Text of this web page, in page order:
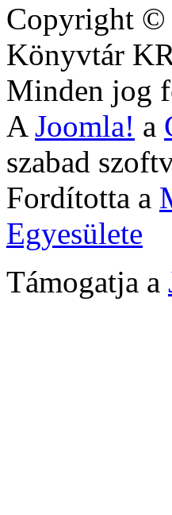
Copyright ©
Könyvtár
Minden jog
A Joomla! a
szabad
Fordította a
Egyesülete
Támogatja a